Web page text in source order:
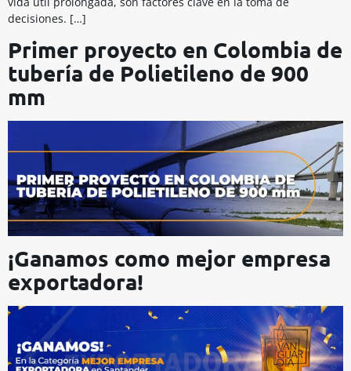
decisiones. […]
Primer proyecto en Colombia de
tubería de Polietileno de 900
mm
¡Ganamos como mejor empresa
exportadora!